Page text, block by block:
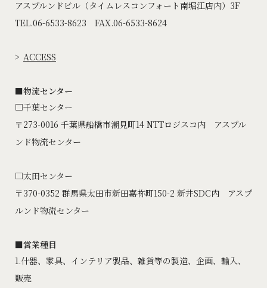
アスプルンドビル（タイムレスコンフォート南堀江店内）3F
TEL.06-6533-8623 FAX.06-6533-8624
ACCESS
■物流センター
□千葉センター
〒273-0016 千葉県船橋市潮見町14 NTTロジスコ内 アスプル
ンド物流センター
□太田センター
〒370-0352 群馬県太田市新田嘉祢町150-2 新井SDC内 アスプ
ルンド物流センター
■営業種目
1.什器、家具、インテリア製品、雑貨等の製造、企画、輸入、
販売